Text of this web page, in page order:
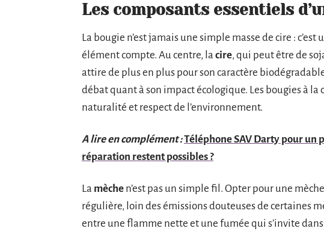
Les composants essentiels
La bougie n’est jamais une simple masse de cire :
élément compte. Au centre, la cire, qui peut être de
attire de plus en plus pour son caractère
débat quant à son impact écologique. Les bougies à
naturalité et respect de l’environnement.
A lire en complément :Téléphone SAV Darty pour un
réparation restent possibles ?
La mèche n’est pas un simple fil. Opter pour une
régulière, loin des émissions douteuses de certaines
entre une flamme nette et une fumée qui s’invite dans